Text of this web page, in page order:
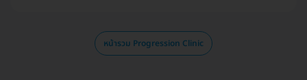
หน้ารวม Progression Clinic